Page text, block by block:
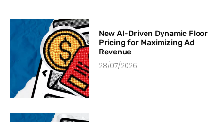
New AI-Driven Dynamic Floor
Pricing for Maximizing Ad
Revenue
28/07/2026